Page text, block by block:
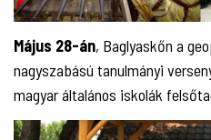
Május 28-án, Baglyaskőn a
nagyszabású tanulmányi
magyar általános iskolák